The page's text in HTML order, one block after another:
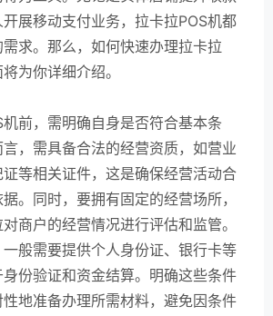
展移动支付业务，拉卡拉POS机都
求。那么，如何快速办理拉卡拉
为你详细介绍。
前，需明确自身是否符合基本条
，需具备合法的经营资质，如营业
等相关证件，这是确保经营活动合
。同时，要拥有固定的经营场所，
商户的经营情况进行评估和监管。
般需要提供个人身份证、银行卡等
份验证和资金结算。明确这些条件
地准备办理所需材料，避免因条件